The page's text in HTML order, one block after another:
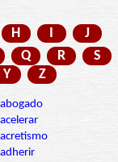
H I
J
Q R
S
Y Z
abogado
acelerar
acretismo
adherir